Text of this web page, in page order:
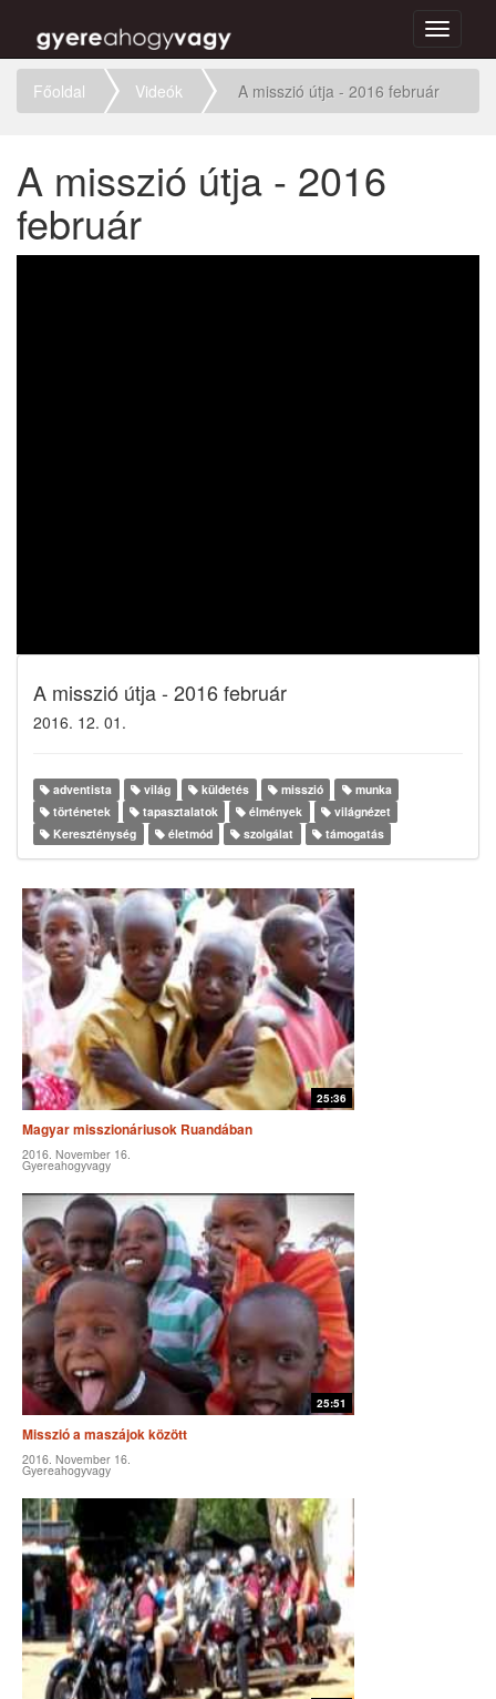
Toggle
Főoldal
Videók A misszió útja - 2016 február
A misszió útja - 2016
február
A misszió útja - 2016 február
2016. 12. 01.
adventista világ küldetés misszió
munka
történetek
tapasztalatok élmények
világnézet
Kereszténység
életmód szolgálat támogatás
25:36
Magyar misszionáriusok Ruandában
2016. November 16.
Gyereahogyvagy
25:51
Misszió a maszájok között
2016. November 16.
Gyereahogyvagy